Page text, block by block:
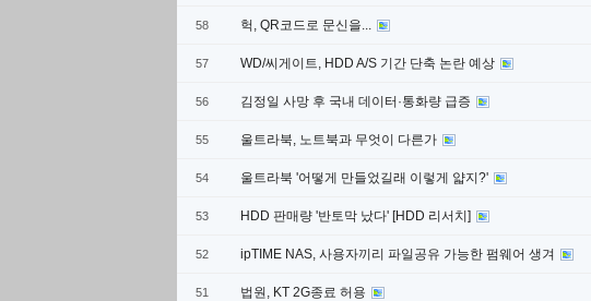
58 헉, QR코드로 문신을...
57 WD/씨게이트, HDD A/S 기간 단축 논란 예상
56 김정일 사망 후 국내 데이터·통화량 급증
55 울트라북, 노트북과 무엇이 다른가
54 울트라북 '어떻게 만들었길래 이렇게 얇지?'
53 HDD 판매량 '반토막 났다' [HDD 리서치]
52 ipTIME NAS, 사용자끼리 파일공유 가능한 펌웨어 생겨
51 법원, KT 2G종료 허용